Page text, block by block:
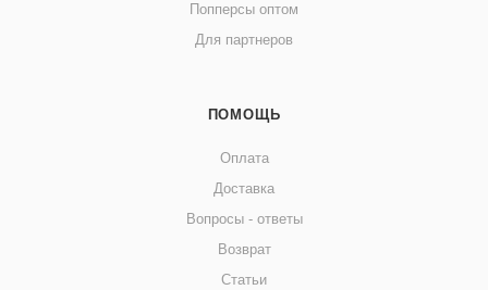
Попперсы оптом
Для партнеров
ПОМОЩЬ
Оплата
Доставка
Вопросы - ответы
Возврат
Статьи